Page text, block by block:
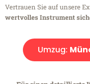
Vertrauen Sie auf unsere
wertvolles Instrument
Umzug: